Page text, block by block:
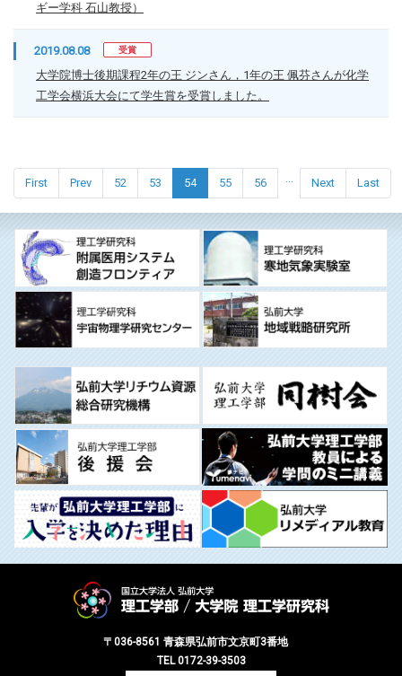
ギー学科 石山教授）
2019.08.08 受賞
大学院博士後期課程2年の王 ジンさん，1年の王 佩芬さんが化学
工学会横浜大会にて学生賞を受賞しました。
First Prev 52 53 54 55 56 ... Next Last
〒036-8561 青森県弘前市文京町3番地
TEL 0172-39-3503